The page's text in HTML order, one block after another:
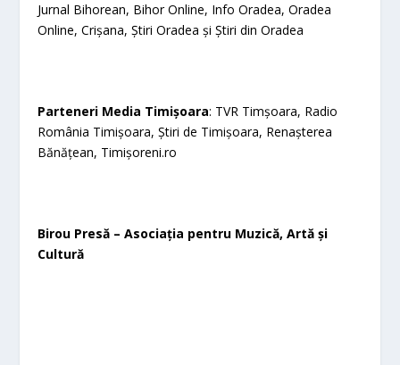
Jurnal Bihorean, Bihor Online, Info Oradea, Oradea
Online, Crișana, Știri Oradea și Știri din Oradea
Parteneri Media Timișoara: TVR Timșoara, Radio
România Timișoara, Știri de Timișoara, Renașterea
Bănățean, Timișoreni.ro
Birou Presă – Asociația pentru Muzică, Artă și
Cultură